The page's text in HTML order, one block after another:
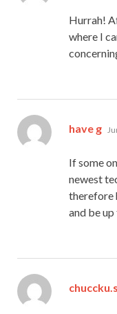
Hurrah!
where I
have g
If some
newest
therefore
and be